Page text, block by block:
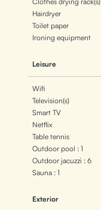
Hairdryer
Toilet paper
Ironing equipment
Leisure
Wifi
Television(s)
Smart TV
Netflix
Table tennis
Outdoor pool : 1
Outdoor jacuzzi : 6
Sauna : 1
Exterior